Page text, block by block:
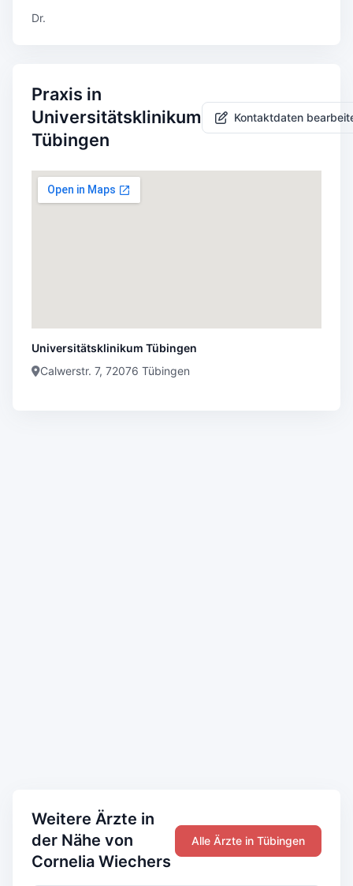
Dr.
Praxis in
Universitätsklinikum
Tübingen
Kontaktdaten
Universitätsklinikum Tübingen
Calwerstr. 7, 72076 Tübingen
Weitere Ärzte in
der Nähe von
Cornelia Wiechers
Alle Ärzte in Tübingen